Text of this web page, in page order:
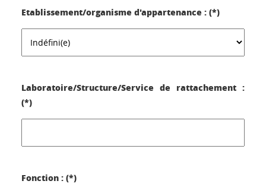
Etablissement/organisme d'appartenance : (*)
Laboratoire/Structure/Service de rattachement :
(*)
Fonction : (*)